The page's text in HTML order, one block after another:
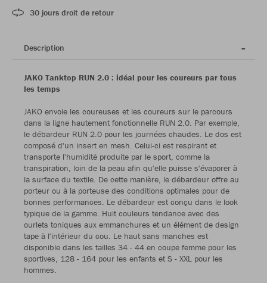
30 jours droit de retour
Description
JAKO Tanktop RUN 2.0 : idéal pour les coureurs par tous
les temps
JAKO envoie les coureuses et les coureurs sur le parcours
dans la ligne hautement fonctionnelle RUN 2.0. Par exemple,
le débardeur RUN 2.0 pour les journées chaudes. Le dos est
composé d'un insert en mesh. Celui-ci est respirant et
transporte l'humidité produite par le sport, comme la
transpiration, loin de la peau afin qu'elle puisse s'évaporer à
la surface du textile. De cette manière, le débardeur offre au
porteur ou à la porteuse des conditions optimales pour de
bonnes performances. Le débardeur est conçu dans le look
typique de la gamme. Huit couleurs tendance avec des
ourlets toniques aux emmanchures et un élément de design
tape à l'intérieur du cou. Le haut sans manches est
disponible dans les tailles 34 - 44 en coupe femme pour les
sportives, 128 - 164 pour les enfants et S - XXL pour les
hommes.